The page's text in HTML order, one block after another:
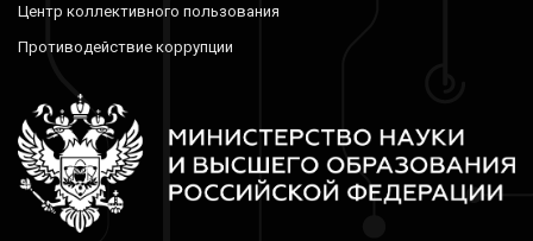
Центр коллективного пользования
Противодействие коррупции